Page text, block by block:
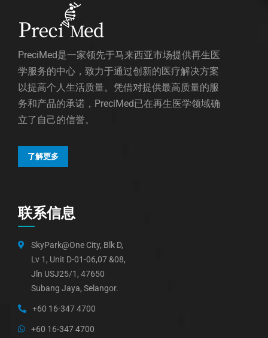
PreciMed是一家领先于马来西亚市场提供再生医
学服务的中心，致力于通过创新的医疗解决方案
以提高个人生活质量。凭借对提供最高质量的服
务和产品的承诺，PreciMed已在再生医学领域确
立了自己的信誉。
了解更多
联系信息
SkyPark@One City, Blk D,
Lv 1, Unit D-01-06,07 &08,
Jln USJ25/1, 47650
Subang Jaya, Selangor.
+60 16-347 4700
+60 16-347 4700